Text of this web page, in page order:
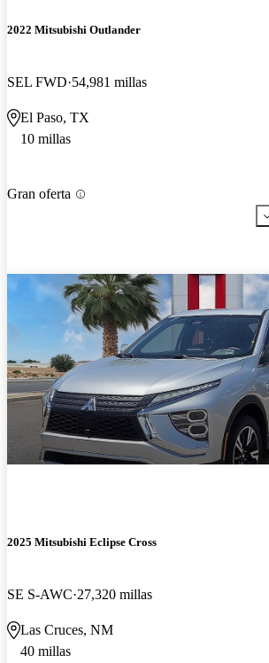
2022 Mitsubishi Outlander
SEL FWD 54,981 millas
El Paso, TX
10 millas
Gran oferta
2025 Mitsubishi Eclipse Cross
SE S-AWC 27,320 millas
Las Cruces, NM
40 millas